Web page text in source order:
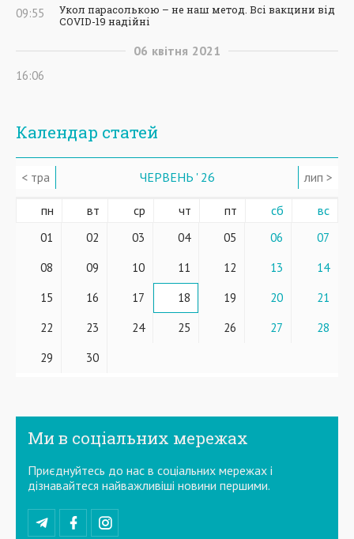
09:55
Укол парасолькою – не наш метод. Всі вакцини від
COVID-19 надійні
06 квітня 2021
16:06
Календар статей
< тра ЧЕРВЕНЬ ' 26 лип >
пн вт ср чт пт сб вс
01 02 03 04 05 06
07
08
09 10 11 12 13
14
15
16 17 18 19 20
21
22
23 24 25 26 27
28
29
30
Ми в соціальних мережах
Приєднуйтесь до нас в соціальних мережах і
дізнавайтеся найважливіші новини першими.